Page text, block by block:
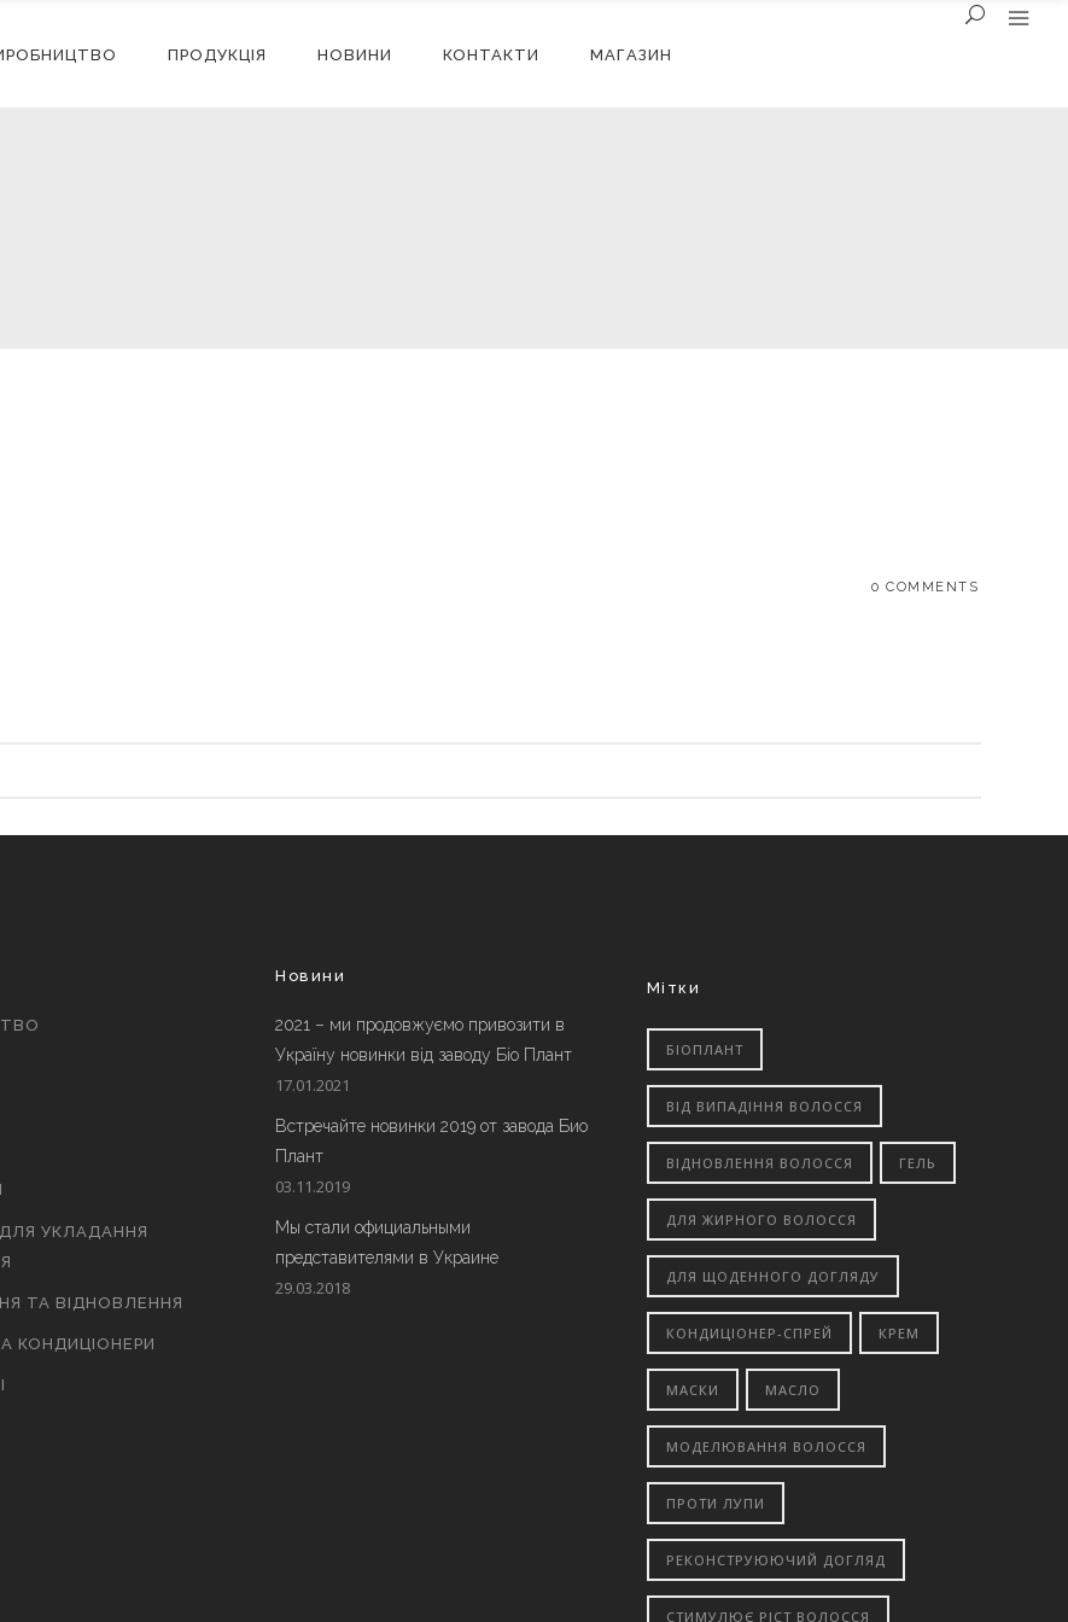
ПРОДУКЦІЯ НОВИНИ КОНТАКТИ МАГАЗИН
0 COMMENTS
УКЛАДАННЯ
ТА ВІДНОВЛЕННЯ
КОНДИЦІОНЕРИ
Новини
2021 – ми продовжуємо привозити в
Україну новинки від заводу Біо Плант
17.01.2021
Встречайте новинки 2019 от завода Био
Плант
03.11.2019
Мы стали официальными
представителями в Украине
29.03.2018
Мітки
БІОПЛАНТ
ВІД ВИПАДІННЯ ВОЛОССЯ
ВІДНОВЛЕННЯ ВОЛОССЯ ГЕЛЬ
ДЛЯ ЖИРНОГО ВОЛОССЯ
ДЛЯ ЩОДЕННОГО ДОГЛЯДУ
КОНДИЦІОНЕР-СПРЕЙ КРЕМ
МАСКИ МАСЛО
МОДЕЛЮВАННЯ ВОЛОССЯ
ПРОТИ ЛУПИ
РЕКОНСТРУЮЮЧИЙ ДОГЛЯД
СТИМУЛЮЄ РІСТ ВОЛОССЯ